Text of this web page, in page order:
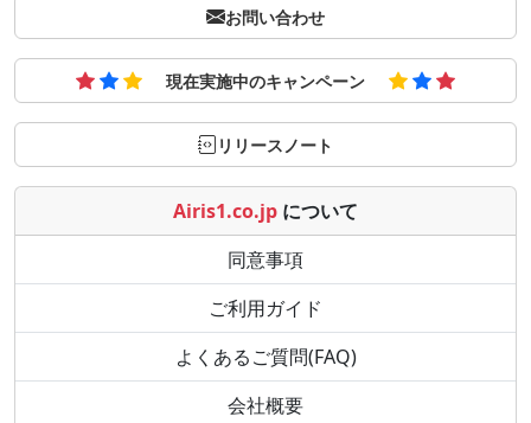
お問い合わせ
現在実施中のキャンペーン
リリースノート
Airis1.co.jp について
同意事項
ご利用ガイド
よくあるご質問(FAQ)
会社概要